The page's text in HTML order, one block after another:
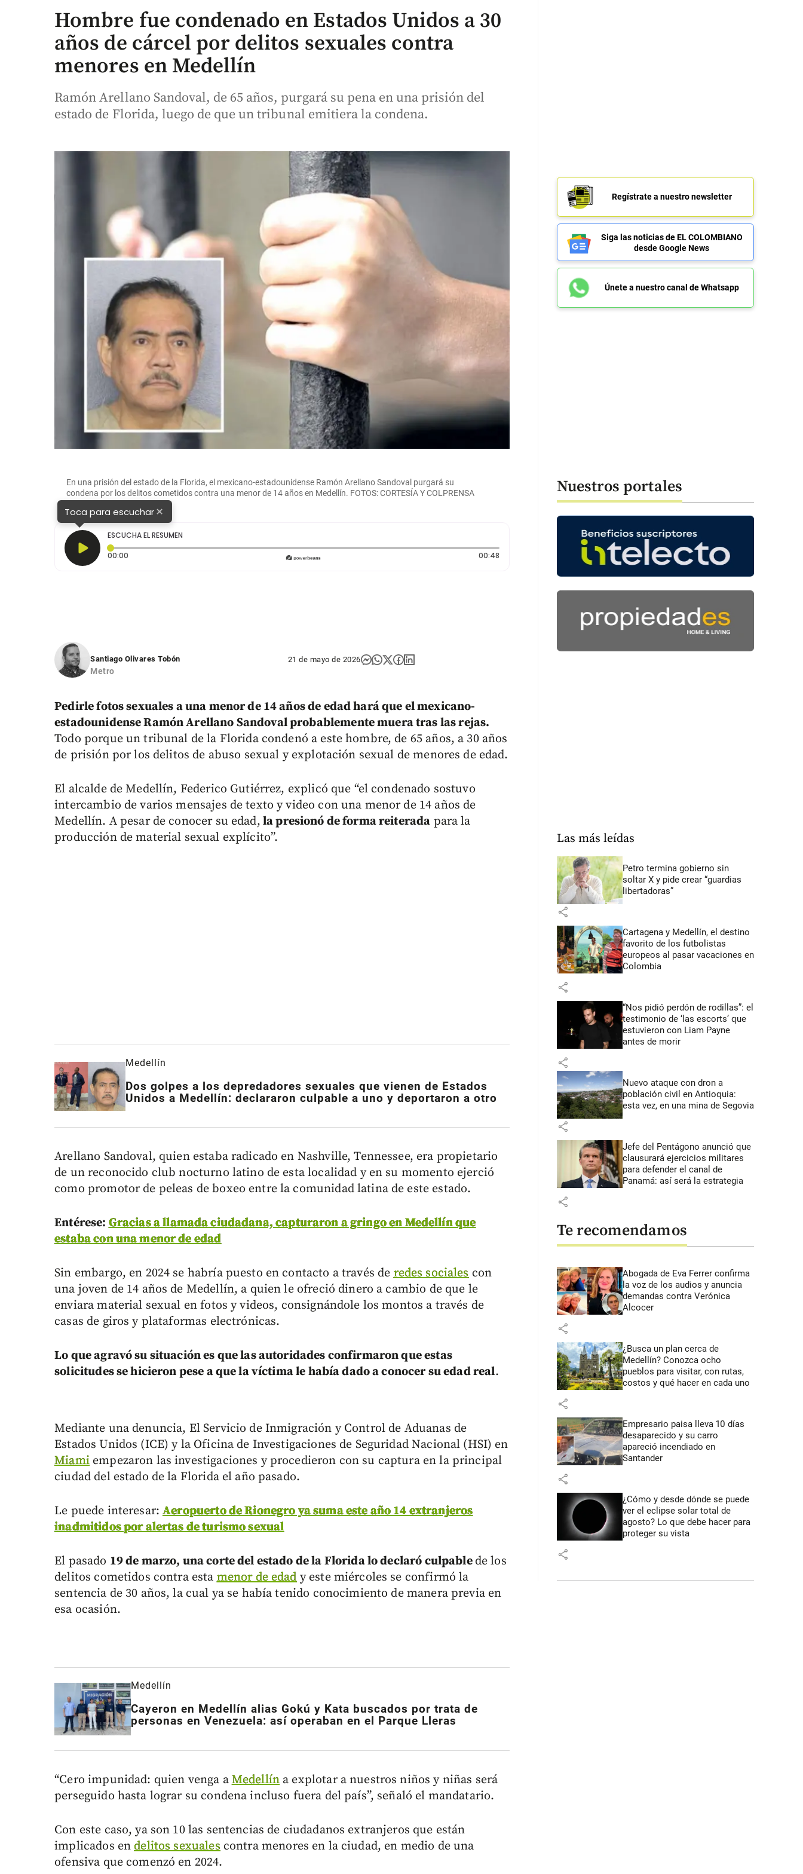
Hombre fue condenado en Estados Unidos a 30
años de cárcel por delitos sexuales contra
menores en Medellín
Ramón Arellano Sandoval, de 65 años, purgará su pena en una prisión del
estado de Florida, luego de que un tribunal emitiera la condena.
En una prisión del estado de la Florida, el mexicano-estadounidense Ramón Arellano Sandoval purgará su
condena por los delitos cometidos contra una menor de 14 años en Medellín. FOTOS: CORTESÍA Y COLPRENSA
Toca para escuchar×
ESCUCHA EL RESUMEN
00:00
00:48Duración: 48 segundos
Santiago Olivares Tobón
Metro
21 de mayo de 2026
Pedirle fotos sexuales a una menor de 14 años de edad hará que el mexicano-
estadounidense Ramón Arellano Sandoval probablemente muera tras las rejas.
Todo porque un tribunal de la Florida condenó a este hombre, de 65 años, a 30 años
de prisión por los delitos de abuso sexual y explotación sexual de menores de edad.
El alcalde de Medellín, Federico Gutiérrez, explicó que “el condenado sostuvo
intercambio de varios mensajes de texto y video con una menor de 14 años de
Medellín. A pesar de conocer su edad, la presionó de forma reiterada para la
producción de material sexual explícito”.
Medellín
Dos golpes a los depredadores sexuales que vienen de Estados
Unidos a Medellín: declararon culpable a uno y deportaron a otro
Arellano Sandoval, quien estaba radicado en Nashville, Tennessee, era propietario
de un reconocido club nocturno latino de esta localidad y en su momento ejerció
como promotor de peleas de boxeo entre la comunidad latina de este estado.
Entérese:Gracias a llamada ciudadana, capturaron a gringo en Medellín que
estaba con una menor de edad
Sin embargo, en 2024 se habría puesto en contacto a través deredes socialescon
una joven de 14 años de Medellín, a quien le ofreció dinero a cambio de que le
enviara material sexual en fotos y videos, consignándole los montos a través de
casas de giros y plataformas electrónicas.
Lo que agravó su situación es que las autoridades confirmaron que estas
solicitudes se hicieron pese a que la víctima le había dado a conocer su edad real.
Mediante una denuncia, El Servicio de Inmigración y Control de Aduanas de
Estados Unidos (ICE) y la Oficina de Investigaciones de Seguridad Nacional (HSI) en
Miamiempezaron las investigaciones y procedieron con su captura en la principal
ciudad del estado de la Florida el año pasado.
Le puede interesar:Aeropuerto de Rionegro ya suma este año 14 extranjeros
inadmitidos por alertas de turismo sexual
El pasado 19 de marzo, una corte del estado de la Florida lo declaró culpable de los
delitos cometidos contra estamenor de edady este miércoles se confirmó la
sentencia de 30 años, la cual ya se había tenido conocimiento de manera previa en
esa ocasión.
Medellín
Cayeron en Medellín alias Gokú y Kata buscados por trata de
personas en Venezuela: así operaban en el Parque Lleras
“Cero impunidad: quien venga a Medellín a explotar a nuestros niños y niñas será
perseguido hasta lograr su condena incluso fuera del país”, señaló el mandatario.
Con este caso, ya son 10 las sentencias de ciudadanos extranjeros que están
implicados endelitos sexuales contra menores en la ciudad, en medio de una
ofensiva que comenzó en 2024.
Regístrate a nuestro newsletter
Siga las noticias de EL COLOMBIANO
desde Google News
Únete a nuestro canal de Whatsapp
Nuestros portales
Las más leídas
Petro termina gobierno sin
soltar X y pide crear “guardias
libertadoras”
share
Cartagena y Medellín, el destino
favorito de los futbolistas
europeos al pasar vacaciones en
Colombia
share
“Nos pidió perdón de rodillas”: el
testimonio de ‘las escorts’ que
estuvieron con Liam Payne
antes de morir
share
Nuevo ataque con dron a
población civil en Antioquia:
esta vez, en una mina de Segovia
share
Jefe del Pentágono anunció que
clausurará ejercicios militares
para defender el canal de
Panamá: así será la estrategia
share
Te recomendamos
Abogada de Eva Ferrer confirma
la voz de los audios y anuncia
demandas contra Verónica
Alcocer
share
¿Busca un plan cerca de
Medellín? Conozca ocho
pueblos para visitar, con rutas,
costos y qué hacer en cada uno
share
Empresario paisa lleva 10 días
desaparecido y su carro
apareció incendiado en
Santander
share
¿Cómo y desde dónde se puede
ver el eclipse solar total de
agosto? Lo que debe hacer para
proteger su vista
share